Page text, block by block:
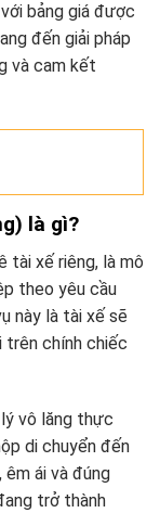
bảng giá được
đến giải pháp
và cam kết
là gì?
tài xế riêng, là mô
theo yêu cầu
này là tài xế sẽ
chính chiếc
vô lăng thực
di chuyển đến
ái và đúng
trở thành